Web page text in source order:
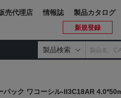
製品検索
新規登録
売代理店 情報誌 製品カタログ
パック ワコーシル-II3C18AR